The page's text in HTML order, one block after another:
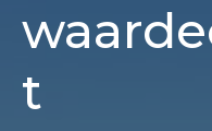
t